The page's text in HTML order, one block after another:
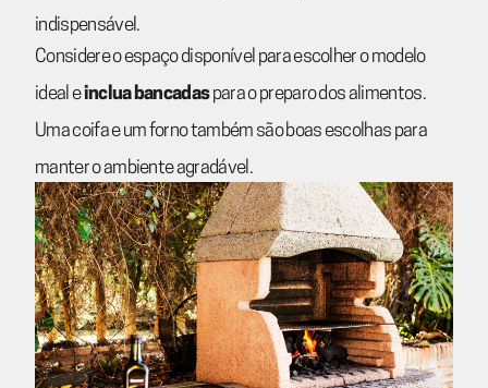
indispensável.
Considere o espaço disponível para escolher o modelo
ideal einclua bancadaspara o preparo dos alimentos.
Uma coifa e um forno também são boas escolhas para
manter o ambiente agradável.